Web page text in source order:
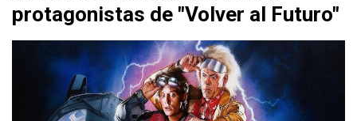
protagonistas de "Volver al Futuro"